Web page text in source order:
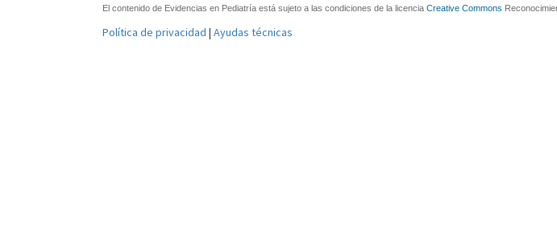
El contenido de Evidencias en Pediatría está sujeto a las condiciones de la licencia Creative Commons
Política de privacidad | Ayudas técnicas